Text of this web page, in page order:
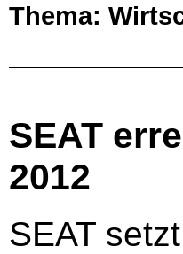
Thema:
SEAT
2012
SEAT